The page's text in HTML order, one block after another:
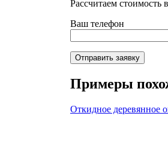
Рассчитаем
Ваш телефон
Отправить заявку
Примеры
Откидное деревянное